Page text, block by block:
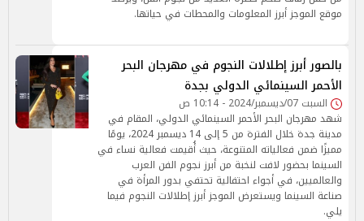
موقع الموجز أبرز المعلومات والمحطات في حياتها.
بالصور أبرز إطلالات النجوم في مهرجان البحر
الأحمر السينمائي الدولي بجدة
السبت 07/ديسمبر/2024 - 10:14 ص
شهد مهرجان البحر الأحمر السينمائي الدولي، المقام في
مدينة جدة خلال الفترة من 5 إلى 14 ديسمبر 2024، يومًا
مميزًا ضمن فعالياته المتنوعة، حيث أُقيمت فعالية نساء في
السينما بحضور لافت لنخبة من أبرز نجوم الفن العرب
والعالميين، في أجواء احتفالية تحتفي بدور المرأة في
صناعة السينما ويستعرض الموجز أبرز إطلالات النجوم فيما
يلي.